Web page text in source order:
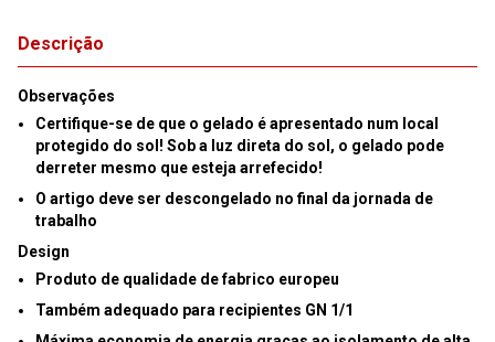
Descrição
Observações
Certifique-se de que o gelado é apresentado num local
protegido do sol! Sob a luz direta do sol, o gelado pode
derreter mesmo que esteja arrefecido!
O artigo deve ser descongelado no final da jornada de
trabalho
Design
Produto de qualidade de fabrico europeu
Também adequado para recipientes GN 1/1